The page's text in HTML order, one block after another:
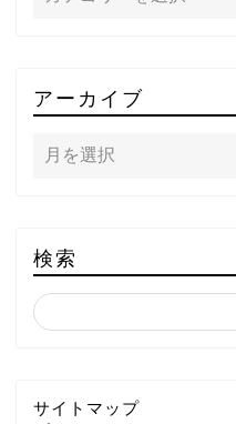
アーカイブ
検索
サイトマップ
～